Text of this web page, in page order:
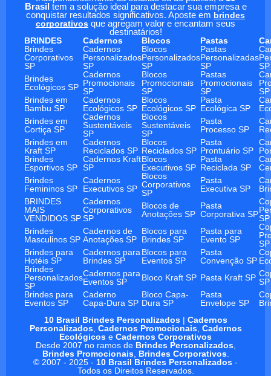
Brasil tem a solução ideal para destacar sua empresa e
conquistar resultados significativos. Aposte em brindes
corporativos que agregam valor e encantam seus
destinatários!
BRINDES
Cadernos Blocos Pastas
Brindes
Corporativos
SP
Cadernos
Personalizados
SP
Blocos
Personalizados
SP
Pastas
Personalizadas
SP
SP
Brindes
Ecológicos SP
Cadernos
Promocionais
SP
Blocos
Promocionais
SP
Pastas
Promocionais
SP
SP
Brindes em
Bambu SP
Cadernos
Ecológicos SP
Blocos
Ecológicos SP
Pasta
Ecológica SP
Brindes em
Cortiça SP
Cadernos
Sustentáveis
SP
Blocos
Sustentáveis
SP
Pasta
Processo SP
Brindes em
Kraft SP
Cadernos
Reciclados SP
Blocos
Reciclados SP
Pasta
Prontuário SP
Brindes
Esportivos SP
Cadernos Kraft
SP
Blocos
Executivos SP
Pasta
Reciclada SP
Brindes
Femininos SP
Cadernos
Executivos SP
Blocos
Corporativos
SP
Pasta
Executiva SP
BRINDES
MAIS
VENDIDOS SP
Cadernos
Corporativos
SP
Blocos de
Anotações SP
Pasta
Corporativa SPSP
Brindes
Masculinos SP
Cadernos de
Anotações SP
Blocos para
Brindes SP
Pasta para
Evento SP
SP
Brindes para
Hotéis SP
Cadernos para
Brindes SP
Blocos para
Eventos SP
Pasta
Convenção SP
Brindes
Personalizados
SP
Cadernos para
Eventos SP
Bloco Kraft SP Pasta Kraft SP SP
Brindes para
Eventos SP
Caderno
Capa-Dura SP
Bloco Capa-
Dura SP
Pasta
Envelope SP
10 Brasil Brindes Personalizados| Cadernos
Personalizados, Cadernos Promocionais, Cadernos
Ecológicos e Cadernos Corporativos
Desde 2007 no ramos de Brindes Personalizados,
Brindes Promocionais, Brindes Corporativos.
© 2007 - 2025 - 10 Brasil Brindes Personalizados -
Todos os Direitos Reservados.